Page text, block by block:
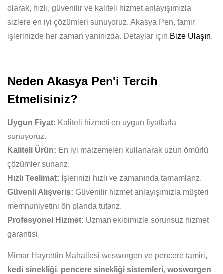
olarak, hızlı, güvenilir ve kaliteli hizmet anlayışımızla
sizlere en iyi çözümleri sunuyoruz. Akasya Pen, tamir
işlerinizde her zaman yanınızda. Detaylar için Bize Ulaşın.
Neden Akasya Pen'i Tercih
Etmelisiniz?
Uygun Fiyat: Kaliteli hizmeti en uygun fiyatlarla
sunuyoruz.
Kaliteli Ürün: En iyi malzemeleri kullanarak uzun ömürlü
çözümler sunarız.
Hızlı Teslimat: İşlerinizi hızlı ve zamanında tamamlarız.
Güvenli Alışveriş: Güvenilir hizmet anlayışımızla müşteri
memnuniyetini ön planda tutarız.
Profesyonel Hizmet: Uzman ekibimizle sorunsuz hizmet
garantisi.
Mimar Hayrettin Mahallesi wosworgen ve pencere tamiri,
kedi sinekliği, pencere sinekliği sistemleri, wosworgen